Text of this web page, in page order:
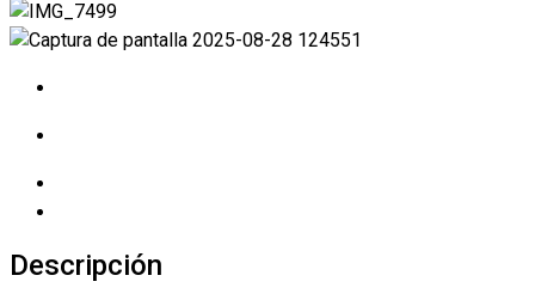
Descripción